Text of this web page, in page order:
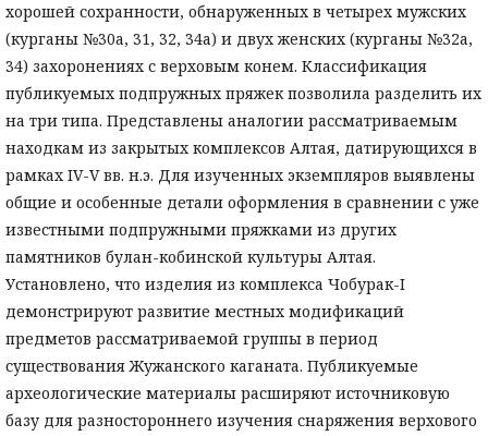
хорошей сохранности, обнаруженных в четырех мужских
(курганы №30а, 31, 32, 34а) и двух женских (курганы №32а,
34) захоронениях с верховым конем. Классификация
публикуемых подпружных пряжек позволила разделить их
на три типа. Представлены аналогии рассматриваемым
находкам из закрытых комплексов Алтая, датирующихся в
рамках IV-V вв. н.э. Для изученных экземпляров выявлены
общие и особенные детали оформления в сравнении с уже
известными подпружными пряжками из других
памятников булан-кобинской культуры Алтая.
Установлено, что изделия из комплекса Чобурак-I
демонстрируют развитие местных модификаций
предметов рассматриваемой группы в период
существования Жужанского каганата. Публикуемые
археологические материалы расширяют источниковую
базу для разностороннего изучения снаряжения верхового